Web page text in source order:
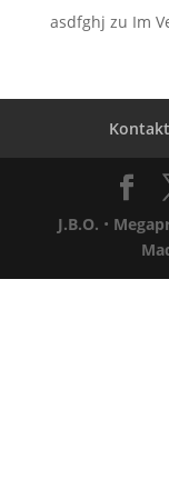
asdfghj zu Im
Kontakt
J.B.O. •